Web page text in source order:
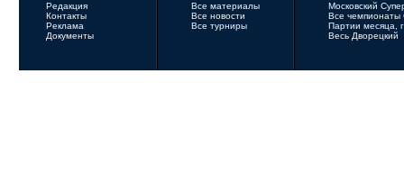
Редакция
Контакты
Реклама
Документы
Все материалы
Все новости
Все турниры
Московский
Все
Партии месяца,
Весь Дворецкий